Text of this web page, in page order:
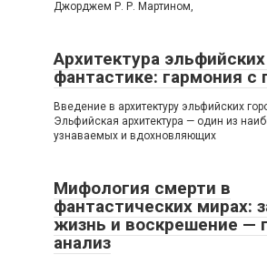
Джорджем Р. Р. Мартином,
Архитектура
фантастике: гармония с
Введение в архитектуру эльфийских
Эльфийская архитектура — один из
узнаваемых и вдохновляющих
Мифология смерти в
фантастических мирах:
жизнь и воскрешение —
анализ